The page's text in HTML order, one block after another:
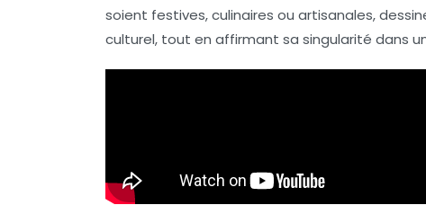
soient festives,culinaires ou artisanales,
culturel, tout en affirmant sa singularité dans